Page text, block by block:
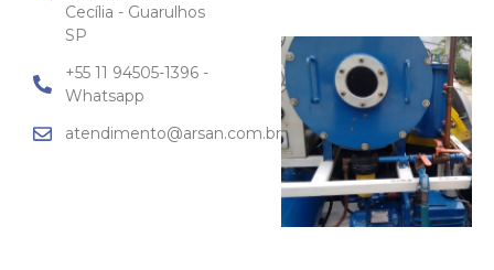
Cecília - Guarulhos
SP
+55 11 94505-1396 -
Whatsapp
atendimento@arsan.com.br